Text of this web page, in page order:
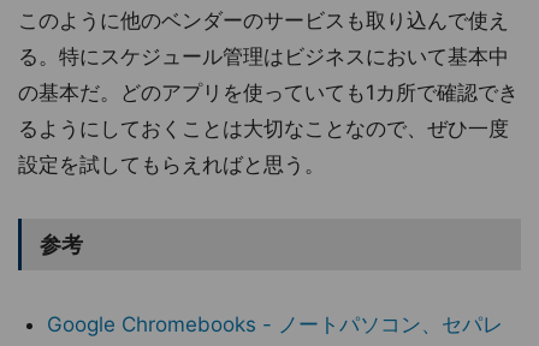
このように他のベンダーのサービスも取り込んで使え
る。特にスケジュール管理はビジネスにおいて基本中
の基本だ。どのアプリを使っていても1カ所で確認でき
るようにしておくことは大切なことなので、ぜひ一度
設定を試してもらえればと思う。
参考
Google Chromebooks - ノートパソコン、セパレ